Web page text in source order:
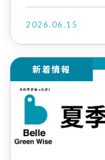
2026.06.15
新着情報